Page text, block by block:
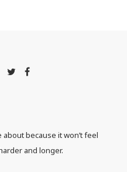
because it won’t feel
and longer.